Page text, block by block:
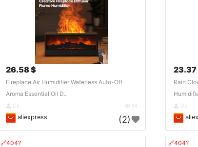
26.58 $
Fireplace Air Humidifier Waterless Auto-Off
Aroma Essential Oil D..
DE 14
aliexpress (2)
23.37
Rain
DE
🔗404? 🔗404?